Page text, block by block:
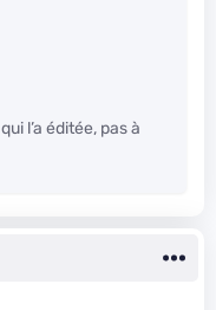
l’a éditée, pas à